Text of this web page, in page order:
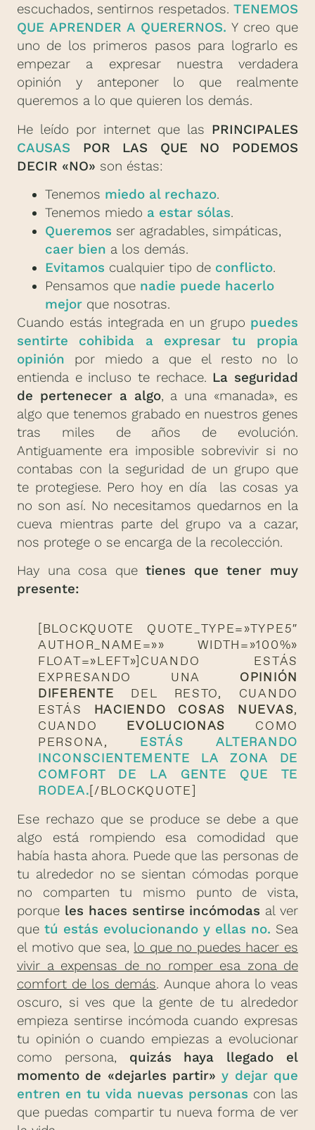
escuchados, sentirnos respetados. TENEMOS
QUE APRENDER A QUERERNOS. Y creo que
uno de los primeros pasos para lograrlo es
empezar a expresar nuestra verdadera
opinión y anteponer lo que realmente
queremos a lo que quieren los demás.
He leído por internet que las PRINCIPALES
CAUSAS POR LAS QUE NO PODEMOS
DECIR «NO» son éstas:
Tenemos miedo al rechazo.
Tenemos miedo a estar sólas.
Queremos ser agradables, simpáticas,
caer bien a los demás.
Evitamos cualquier tipo de conflicto.
Pensamos que nadie puede hacerlo
mejor que nosotras.
Cuando estás integrada en un grupo puedes
sentirte cohibida a expresar tu propia
opinión por miedo a que el resto no lo
entienda e incluso te rechace. La seguridad
de pertenecer a algo, a una «manada», es
algo que tenemos grabado en nuestros genes
tras miles de años de evolución.
Antiguamente era imposible sobrevivir si no
contabas con la seguridad de un grupo que
te protegiese. Pero hoy en día las cosas ya
no son así. No necesitamos quedarnos en la
cueva mientras parte del grupo va a cazar,
nos protege o se encarga de la recolección.
Hay una cosa quetienes que tener muy
presente:
[BLOCKQUOTE QUOTE_TYPE=»TYPE5″
AUTHOR_NAME=»» WIDTH=»100%»
FLOAT=»LEFT»]CUANDO ESTÁS
EXPRESANDO UNA OPINIÓN
DIFERENTE DEL RESTO, CUANDO
ESTÁS HACIENDO COSAS NUEVAS,
CUANDO EVOLUCIONAS COMO
PERSONA, ESTÁS ALTERANDO
INCONSCIENTEMENTE LA ZONA DE
COMFORT DE LA GENTE QUE TE
RODEA.[/BLOCKQUOTE]
Ese rechazo que se produce se debe a que
algo está rompiendo esa comodidad que
había hasta ahora. Puede que las personas de
tu alrededor no se sientan cómodas porque
no comparten tu mismo punto de vista,
porque les haces sentirse incómodas al ver
que tú estás evolucionando y ellas no. Sea
el motivo que sea, lo que no puedes hacer es
vivir a expensas de no romper esa zona de
comfort de los demás. Aunque ahora lo veas
oscuro, si ves que la gente de tu alrededor
empieza sentirse incómoda cuando expresas
tu opinión o cuando empiezas a evolucionar
como persona, quizás haya llegado el
momento de «dejarles partir» y dejar que
entren en tu vida nuevas personas con las
que puedas compartir tu nueva forma de ver